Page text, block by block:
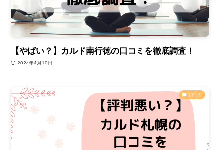
【やばい？】カルド南行徳の口コミを徹底調査！
2024年4月10日
口コミ